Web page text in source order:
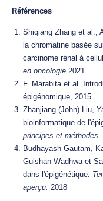
Références
Shiqiang Zhang et al.,
la chromatine basée
carcinome rénal à
en oncologie 2021
F. Marabita et al.
épigénomique, 2015
Zhanjiang (John) Liu,
bioinformatique de
principes et méthodes.
Budhayash Gautam,
Gulshan Wadhwa et
dans l'épigénétique.
aperçu. 2018